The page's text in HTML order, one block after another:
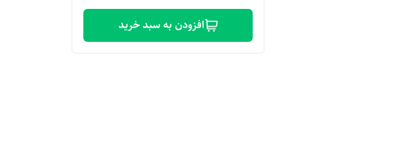
افزودن به سبد خرید